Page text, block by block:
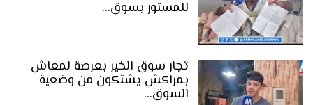
للمستور بسوق…
تجار سوق الخير بعرصة لمعاش
بمراكش يشتكون من وضعية
السوق…